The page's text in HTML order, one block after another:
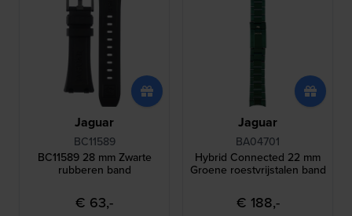
Jaguar
BC11589
BC11589 28 mm Zwarte
rubberen band
€ 63,-
Jaguar
BA04701
Hybrid Connected 22 mm
Groene roestvrijstalen band
€ 188,-